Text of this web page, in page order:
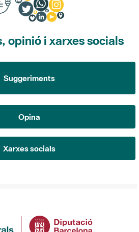
opinió i xarxes socials
Suggeriments
Opina
Xarxes socials